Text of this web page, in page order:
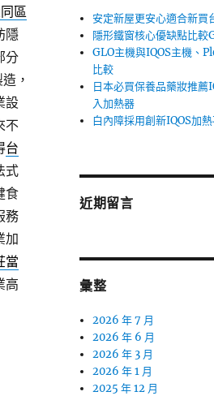
區
隱
分
，
設
不
台
式
食
務
加
當
高
安定新屋更安心適合新買
隱形鐵窗核心優缺點比較
GLO主機與IQOS主機、
比較
日本必買保養品藥妝推薦
入加熱器
白內障採用創新IQOS加
近期留言
彙整
2026 年 7 月
2026 年 6 月
2026 年 3 月
2026 年 1 月
2025 年 12 月